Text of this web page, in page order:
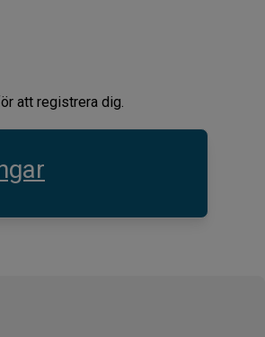
att registrera dig.